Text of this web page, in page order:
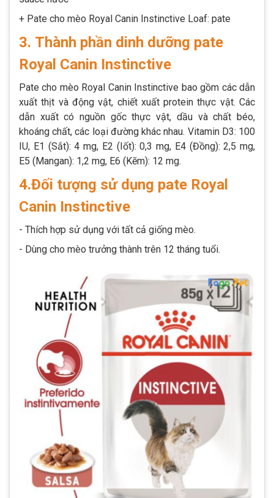
+ Pate cho mèo Royal Canin Instinctive Loaf: pate
3. Thành phần dinh dưỡng pate
Royal Canin Instinctive
Pate cho mèo Royal Canin Instinctive bao gồm các dẫn
xuất thịt và động vật, chiết xuất protein thực vật. Các
dẫn xuất có nguồn gốc thực vật, dầu và chất béo,
khoáng chất, các loại đường khác nhau. Vitamin D3: 100
IU, E1 (Sắt): 4 mg, E2 (Iốt): 0,3 mg, E4 (Đồng): 2,5 mg,
E5 (Mangan): 1,2 mg, E6 (Kẽm): 12 mg.
4.Đối tượng sử dụng pate Royal
Canin Instinctive
- Thích hợp sử dụng với tất cả giống mèo.
- Dùng cho mèo trưởng thành trên 12 tháng tuổi.